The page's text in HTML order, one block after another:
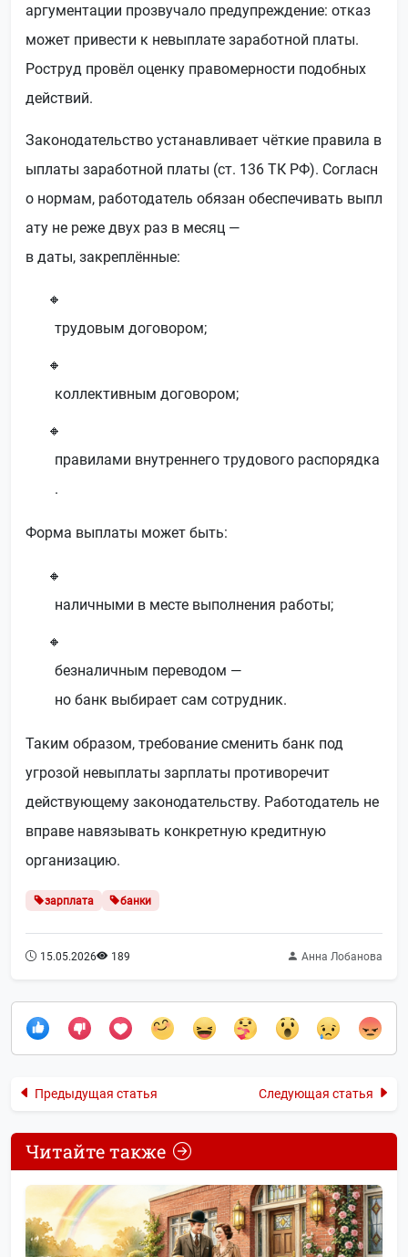
аргументации прозвучало предупреждение: отказ
может привести к невыплате заработной платы.
Роструд провёл оценку правомерности подобных
действий.
Законодательство устанавливает чёткие правила в
ыплаты заработной платы (ст. 136 ТК РФ). Согласн
о нормам, работодатель обязан обеспечивать выпл
ату не реже двух раз в месяц —
в даты, закреплённые:
трудовым договором;
коллективным договором;
правилами внутреннего трудового распорядка
.
Форма выплаты может быть:
наличными в месте выполнения работы;
безналичным переводом —
но банк выбирает сам сотрудник.
Таким образом, требование сменить банк под
угрозой невыплаты зарплаты противоречит
действующему законодательству. Работодатель не
вправе навязывать конкретную кредитную
организацию.
зарплата банки
15.05.2026 189 Анна Лобанова
Предыдущая статья Следующая статья
Читайте также